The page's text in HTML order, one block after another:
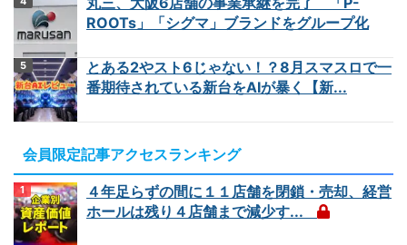
ROOTs」「シグマ」ブランドをグループ化
とある2やスト6じゃない！？8月スマスロで一
番期待されている新台をAIが暴く【新...
会員限定記事アクセスランキング
４年足らずの間に１１店舗を閉鎖・売却、経営
ホールは残り４店舗まで減少す...